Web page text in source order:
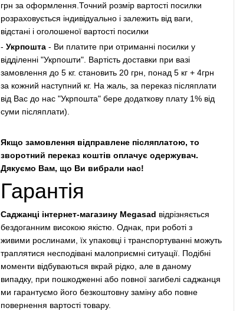
грн за оформлення.Точний розмір вартості посилки
розраховується індивідуально і залежить від ваги,
відстані і оголошеної вартості посилки
- Укрпошта- Ви платите при отриманні посилки у
відділенні "Укрпошти". Вартість доставки при вазі
замовлення до 5 кг. становить 20 грн, понад 5 кг + 4грн
за кожний наступний кг. На жаль, за переказ післяплати
від Вас до нас "Укрпошта" бере додаткову плату 1% від
суми післяплати).
Якщо замовлення відправлене післяплатою, то
зворотний переказ коштів оплачує одержувач.
Дякуємо Вам, що Ви вибрали нас!
Гарантія
Саджанці інтернет-магазину Megasad відрізняється
бездоганним високою якістю. Однак, при роботі з
живими рослинами, їх упаковці і транспортуванні можуть
траплятися несподівані малоприємні ситуації. Подібні
моменти відбуваються вкрай рідко, але в даному
випадку, при пошкодженні або повної загибелі саджанця
ми гарантуємо його безкоштовну заміну або повне
повернення вартості товару.